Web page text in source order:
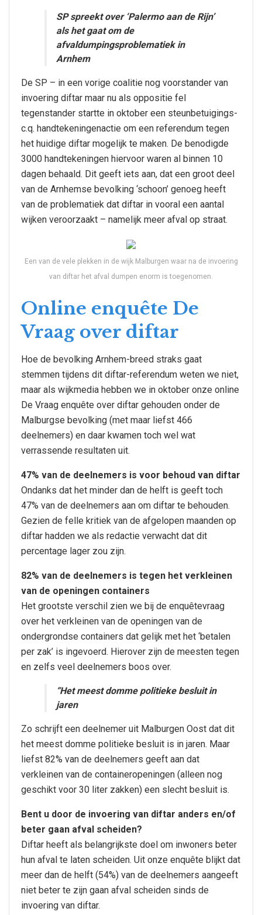
SP spreekt over ‘Palermo aan de Rijn’
als het gaat om de
afvaldumpingsproblematiek in
Arnhem
De SP – in een vorige coalitie nog voorstander van
invoering diftar maar nu als oppositie fel
tegenstander startte in oktober een steunbetuigings-
c.q. handtekeningenactie om een referendum tegen
het huidige diftar mogelijk te maken. De benodigde
3000 handtekeningen hiervoor waren al binnen 10
dagen behaald. Dit geeft iets aan, dat een groot deel
van de Arnhemse bevolking ‘schoon’ genoeg heeft
van de problematiek dat diftar in vooral een aantal
wijken veroorzaakt – namelijk meer afval op straat.
Een van de vele plekken in de wijk Malburgen waar na de invoering
van diftar het afval dumpen enorm is toegenomen.
Online enquête De
Vraag over diftar
Hoe de bevolking Arnhem-breed straks gaat
stemmen tijdens dit diftar-referendum weten we niet,
maar als wijkmedia hebben we in oktober onze online
De Vraag enquête over diftar gehouden onder de
Malburgse bevolking (met maar liefst 466
deelnemers) en daar kwamen toch wel wat
verrassende resultaten uit.
47% van de deelnemers is voor behoud van diftar
Ondanks dat het minder dan de helft is geeft toch
47% van de deelnemers aan om diftar te behouden.
Gezien de felle kritiek van de afgelopen maanden op
diftar hadden we als redactie verwacht dat dit
percentage lager zou zijn.
82% van de deelnemers is tegen het verkleinen
van de openingen containers
Het grootste verschil zien we bij de enquêtevraag
over het verkleinen van de openingen van de
ondergrondse containers dat gelijk met het ‘betalen
per zak’ is ingevoerd. Hierover zijn de meesten tegen
en zelfs veel deelnemers boos over.
“Het meest domme politieke besluit in
jaren
Zo schrijft een deelnemer uit Malburgen Oost dat dit
het meest domme politieke besluit is in jaren. Maar
liefst 82% van de deelnemers geeft aan dat
verkleinen van de containeropeningen (alleen nog
geschikt voor 30 liter zakken) een slecht besluit is.
Bent u door de invoering van diftar anders en/of
beter gaan afval scheiden?
Diftar heeft als belangrijkste doel om inwoners beter
hun afval te laten scheiden. Uit onze enquête blijkt dat
meer dan de helft (54%) van de deelnemers aangeeft
niet beter te zijn gaan afval scheiden sinds de
invoering van diftar.